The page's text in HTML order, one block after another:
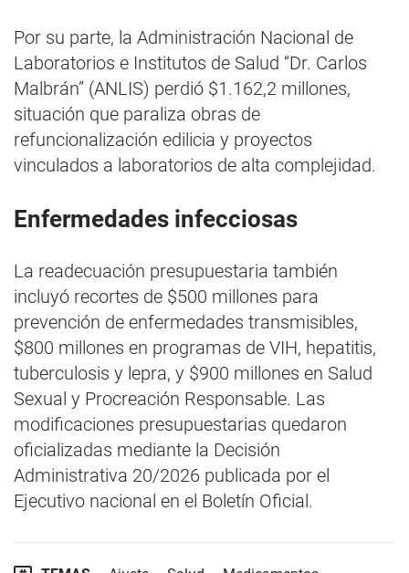
Por su parte, la Administración Nacional de
Laboratorios e Institutos de Salud “Dr. Carlos
Malbrán” (ANLIS) perdió $1.162,2 millones,
situación que paraliza obras de
refuncionalización edilicia y proyectos
vinculados a laboratorios de alta complejidad.
Enfermedades infecciosas
La readecuación presupuestaria también
incluyó recortes de $500 millones para
prevención de enfermedades transmisibles,
$800 millones en programas de VIH, hepatitis,
tuberculosis y lepra, y $900 millones en Salud
Sexual y Procreación Responsable. Las
modificaciones presupuestarias quedaron
oficializadas mediante la Decisión
Administrativa 20/2026 publicada por el
Ejecutivo nacional en el Boletín Oficial.